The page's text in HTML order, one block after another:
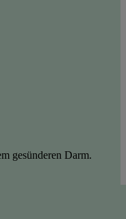
gesünderen Darm.